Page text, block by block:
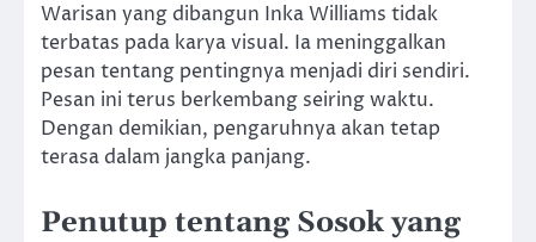
Warisan yang dibangun Inka Williams tidak
terbatas pada karya visual. Ia meninggalkan
pesan tentang pentingnya menjadi diri sendiri.
Pesan ini terus berkembang seiring waktu.
Dengan demikian, pengaruhnya akan tetap
terasa dalam jangka panjang.
Penutup tentang Sosok yang